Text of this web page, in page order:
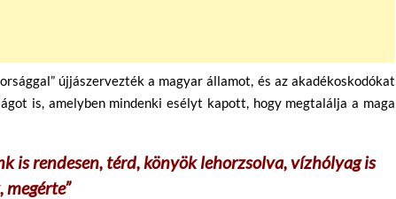
újjászervezték a magyar államot, és az akadékoskodókat
is, amelyben mindenki esélyt kapott, hogy megtalálja a maga
is rendesen, térd, könyök lehorzsolva, vízhólyag is